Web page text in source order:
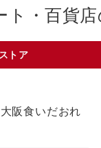
ト・百貨
トア
阪食いだおれ